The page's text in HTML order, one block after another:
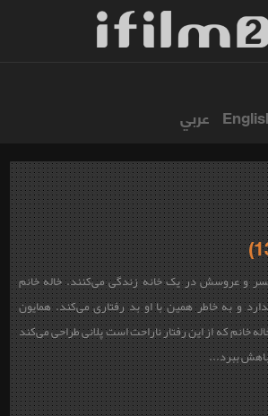
عربي
و عروسش در یک خانه زندگی می‌کنند. خاله‌ خانم
و به خاطر همین با او بد رفتاری می‌کند. همایون
خانم که از این رفتار ناراحت است پلانی طراحی می‌کند
ببرد...